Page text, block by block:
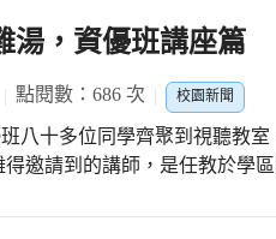
，面對提問也很踴躍，紛紛舉
南下到台中，『要抱抱，不要
。
湯，資優班講座篇
點閱數：686 次 校園新聞
八十多位同學齊聚到視聽教室
邀請到的講師，是任教於學